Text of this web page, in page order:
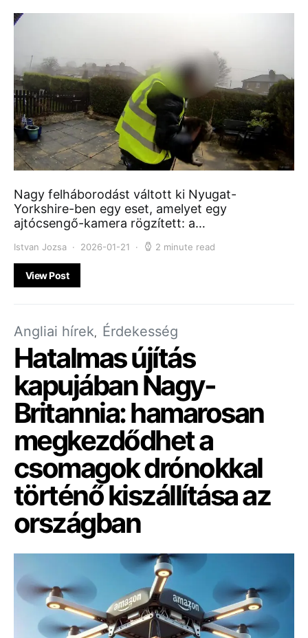
Nagy felháborodást váltott ki Nyugat-
Yorkshire-ben egy eset, amelyet egy
ajtócsengő-kamera rögzített: a…
Istvan Jozsa 2026-01-21 2 minute read
View Post
Angliai hírek Érdekesség
Hatalmas újítás
kapujában Nagy-
Britannia: hamarosan
megkezdődhet a
csomagok drónokkal
történő kiszállítása az
országban